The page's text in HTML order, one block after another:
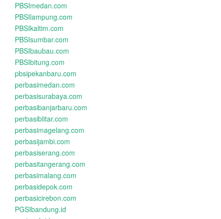
PBSImedan.com
PBSIlampung.com
PBSIkaltim.com
PBSIsumbar.com
PBSIbaubau.com
PBSIbitung.com
pbsipekanbaru.com
perbasimedan.com
perbasisurabaya.com
perbasibanjarbaru.com
perbasiblitar.com
perbasimagelang.com
perbasijambi.com
perbasiserang.com
perbasitangerang.com
perbasimalang.com
perbasidepok.com
perbasicirebon.com
PGSIbandung.id